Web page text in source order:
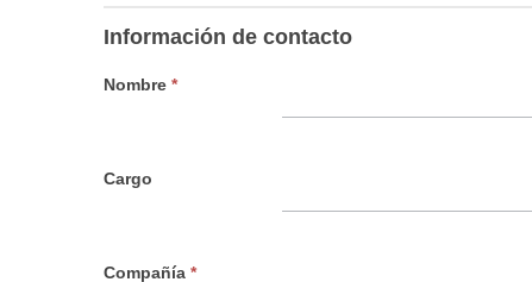
Información de contacto
Nombre *
Cargo
Compañía *